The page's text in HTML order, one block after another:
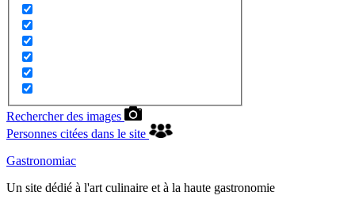
Rechercher des images
Personnes citées dans le site
Gastronomiac
Un site dédié à l'art culinaire et à la haute gastronomie